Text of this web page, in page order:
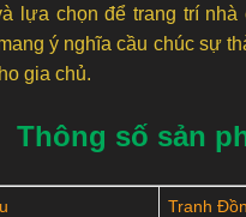
lựa chọn để trang trí nhà
ý nghĩa cầu chúc sự
gia chủ.
Thông số sản
Tranh